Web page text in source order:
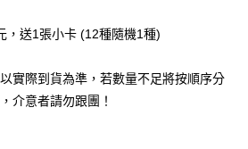
，送1張小卡 (12種隨機1種)
實際到貨為準，若數量不足將按順序分
介意者請勿跟團！